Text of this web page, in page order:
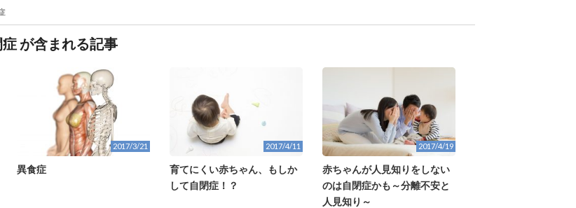
が含まれる記事
2017/3/21
異食症
2017/4/11
育てにくい赤ちゃん、もしか
して自閉症！？
2017/4/19
赤ちゃんが人見知りをしない
のは自閉症かも～分離不安と
人見知り～